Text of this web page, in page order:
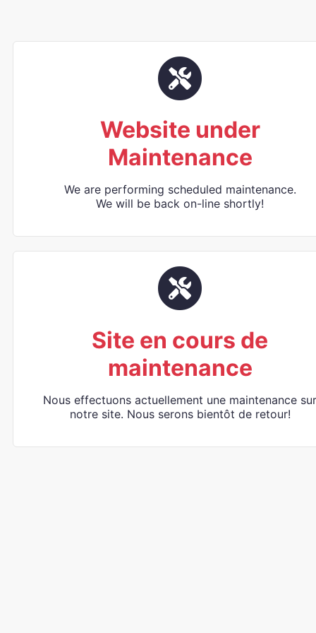
Website under
Maintenance
We are performing scheduled maintenance.
We will be back on-line shortly!
Site en cours de
maintenance
Nous effectuons actuellement une maintenance sur
notre site. Nous serons bientôt de retour!